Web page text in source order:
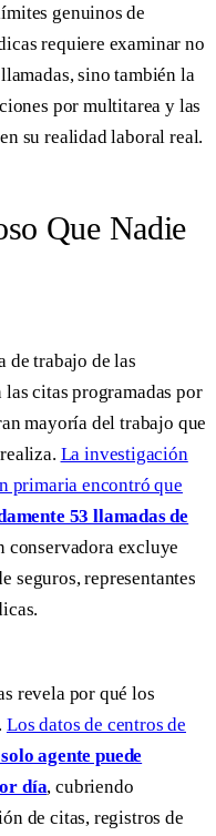
genuinos de
requiere examinar no
sino también la
por multitarea y las
su realidad laboral real.
Que Nadie
de trabajo de las
citas programadas por
mayoría del trabajo que
La investigación
primaria encontró que
53 llamadas de
conservadora excluye
seguros, representantes
revela por qué los
Los datos de centros de
agente puede
día, cubriendo
de citas, registros de